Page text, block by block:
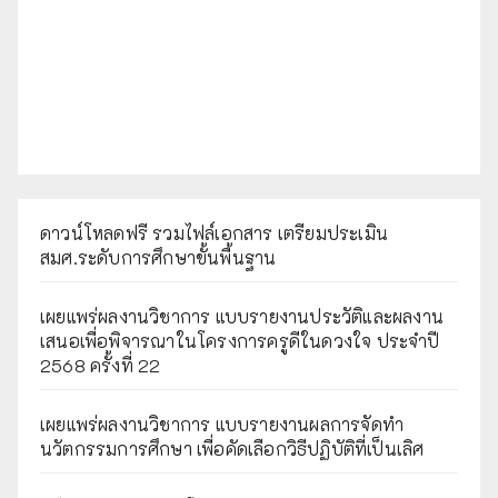
ดาวน์โหลดฟรี รวมไฟล์เอกสาร เตรียมประเมิน
สมศ.ระดับการศึกษาขั้นพื้นฐาน
เผยแพร่ผลงานวิชาการ แบบรายงานประวัติและผลงาน
เสนอเพื่อพิจารณาในโครงการครูดีในดวงใจ ประจำปี
2568 ครั้งที่ 22
เผยแพร่ผลงานวิชาการ แบบรายงานผลการจัดทำ
นวัตกรรมการศึกษา เพื่อคัดเลือกวิธีปฏิบัติที่เป็นเลิศ